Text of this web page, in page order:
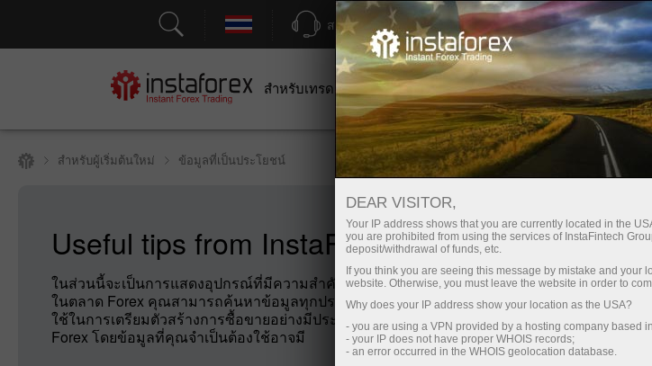
สนับสนุน เปิดบัญชีเทรดทันที แ
สำหรับเทรดเดอร์ สำหรับผู้เริ่มต้นใหม่ สำหรับนักลงทุน ส
สำหรับผู้เริ่มต้นใหม่ ข้อมูลที่เป็นประโยชน์
Useful tips from InstaForex
ในส่วนนี้จะเป็นการแสดงอุปกรณ์ที่มีความสำคัญต่อนักลงทุนมือใหม่
ในตลาด Forex คุณสามารถค้นหาข้อมูลทุกประเภทที่คุณจำเป็นต้อง
ใช้ในการเตรียมตัวสร้างการซื้อขายอย่างมีประสิทธิภาพในตลาด
Forex โดยข้อมูลที่คุณจำเป็นต้องใช้อาจมี
DEAR VISITOR,
Your IP address shows that you are currently located in the
you are prohibited from using the services of InstaFintech
deposit/withdrawal of funds, etc.
If you think you are seeing this message by mistake and your
website. Otherwise, you must leave the website in order to
Why does your IP address show your location as the USA?
- you are using a VPN provided by a hosting company based
- your IP does not have proper WHOIS records;
- an error occurred in the WHOIS geolocation database.